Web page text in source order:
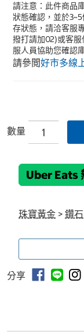
請注意：此件商品
狀態確認，並於
存狀態，請洽客服
撥打請加02)或客服
服人員協助您確認
請參閲好市多線
數量
Uber Eats
珠寶黃金 > 鑽石
分享